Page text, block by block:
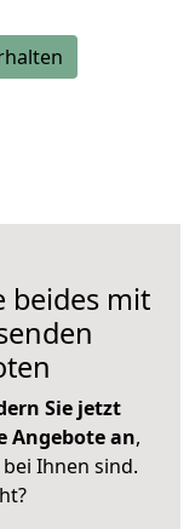
beides mit
Sie jetzt
Angebote an,
Ihnen sind.